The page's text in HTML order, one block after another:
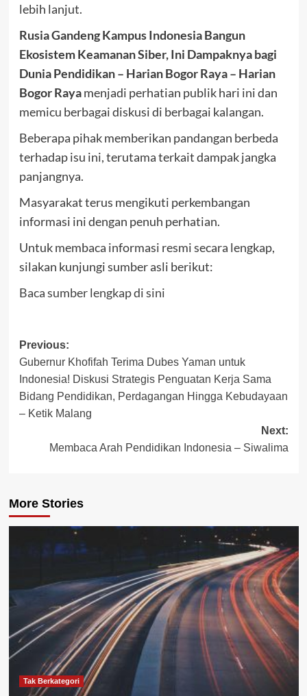
lebih lanjut.
Rusia Gandeng Kampus Indonesia Bangun
Ekosistem Keamanan Siber, Ini Dampaknya bagi
Dunia Pendidikan – Harian Bogor Raya – Harian
Bogor Rayamenjadi perhatian publik hari ini dan
memicu berbagai diskusi di berbagai kalangan.
Beberapa pihak memberikan pandangan berbeda
terhadap isu ini, terutama terkait dampak jangka
panjangnya.
Masyarakat terus mengikuti perkembangan
informasi ini dengan penuh perhatian.
Untuk membaca informasi resmi secara lengkap,
silakan kunjungi sumber asli berikut:
Baca sumber lengkap di sini
Post
navigation
Previous:
Gubernur Khofifah Terima Dubes Yaman untuk
Indonesia! Diskusi Strategis Penguatan Kerja Sama
Bidang Pendidikan, Perdagangan Hingga Kebudayaan
– Ketik Malang
Next:
Membaca Arah Pendidikan Indonesia – Siwalima
More Stories
Tak Berkategori